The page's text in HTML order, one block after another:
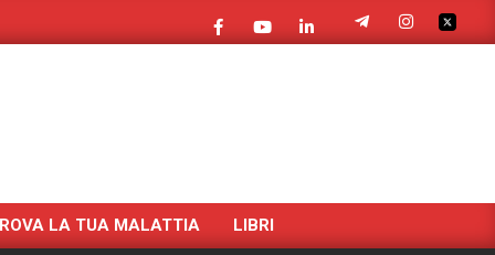
LA TUA MALATTIA LIBRI